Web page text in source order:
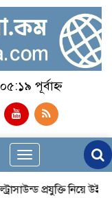
পূর্বাহ্ন
Toggle
navigation
প্রযুক্তি নিয়ে উইপ্রো